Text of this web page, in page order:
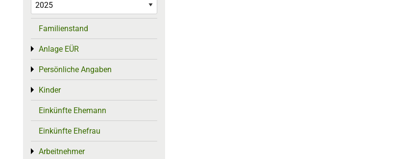
Familienstand
Anlage EÜR
Toggle menu
Persönliche Angaben
Toggle menu
Kinder
Toggle menu
Einkünfte Ehemann
Einkünfte Ehefrau
Arbeitnehmer
Toggle menu